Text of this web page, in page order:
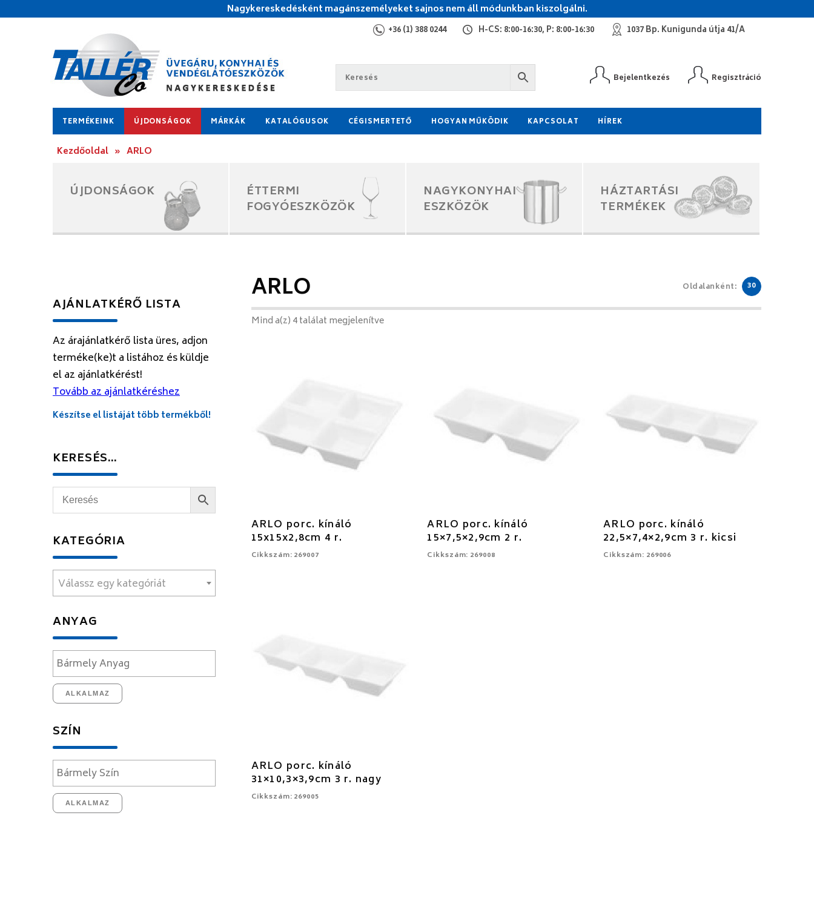
Nagykereskedésként magánszemélyeket sajnos nem áll módunkban kiszolgálni.
+36 (1) 388 0244 H-CS: 8:00-16:30, P: 8:00-16:30 1037 Bp. Kunigunda útja 41/A
Bejelentkezés Regisztráció
TERMÉKEINK ÚJDONSÁGOK MÁRKÁK KATALÓGUSOK CÉGISMERTETŐ HOGYAN MŰKÖDIK KAPCSOLAT HÍREK
Kezdőoldal » ARLO
ÚJDONSÁGOK
ÉTTERMI
FOGYÓESZKÖZÖK
NAGYKONYHAI
ESZKÖZÖK
HÁZTARTÁSI
TERMÉKEK
AJÁNLATKÉRŐ LISTA
Az árajánlatkérő lista üres, adjon
terméke(ke)t a listához és küldje
el az ajánlatkérést!
Tovább az ajánlatkéréshez
Készítse el listáját több termékből!
KERESÉS…
KATEGÓRIA
Válassz egy kategóriát
ANYAG
ALKALMAZ
SZÍN
ALKALMAZ
ARLO Oldalanként: 30
Mind a(z) 4 találat megjelenítve
ARLO porc. kínáló
15x15x2,8cm 4 r.
Cikkszám: 269007
ARLO porc. kínáló
15×7,5×2,9cm 2 r.
Cikkszám: 269008
ARLO porc. kínáló
22,5×7,4×2,9cm 3 r. kicsi
Cikkszám: 269006
ARLO porc. kínáló
31×10,3×3,9cm 3 r. nagy
Cikkszám: 269005